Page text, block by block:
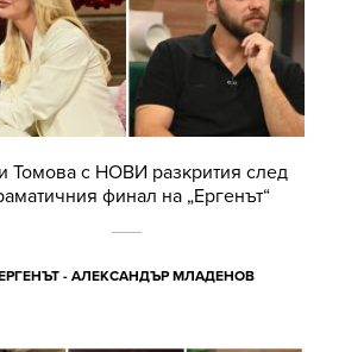
Томова с НОВИ разкрития след
финал на „Ергенът“
- АЛЕКСАНДЪР МЛАДЕНОВ